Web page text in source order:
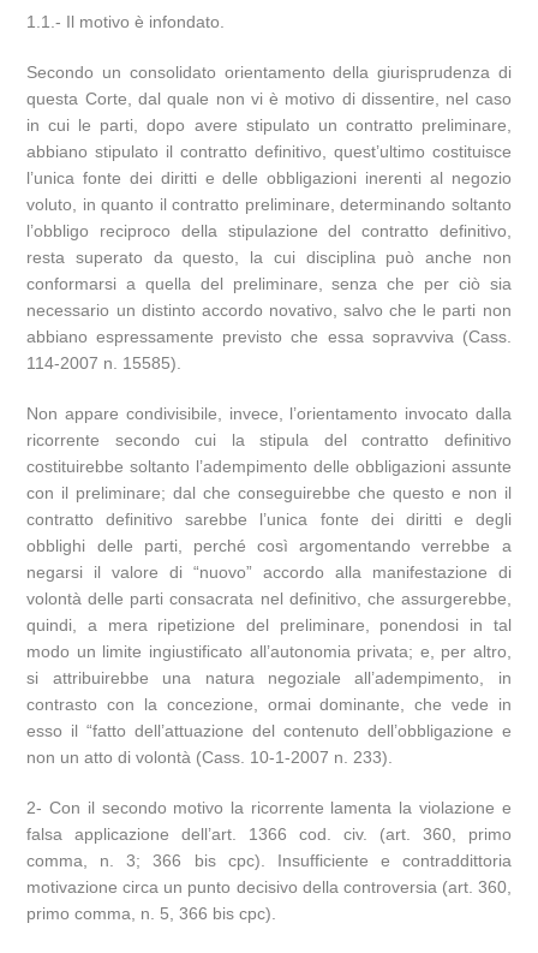
1.1.- Il motivo è infondato.
Secondo un consolidato orientamento della giurisprudenza di
questa Corte, dal quale non vi è motivo di dissentire, nel caso
in cui le parti, dopo avere stipulato un contratto preliminare,
abbiano stipulato il contratto definitivo, quest’ultimo costituisce
l’unica fonte dei diritti e delle obbligazioni inerenti al negozio
voluto, in quanto il contratto preliminare, determinando soltanto
l’obbligo reciproco della stipulazione del contratto definitivo,
resta superato da questo, la cui disciplina può anche non
conformarsi a quella del preliminare, senza che per ciò sia
necessario un distinto accordo novativo, salvo che le parti non
abbiano espressamente previsto che essa sopravviva (Cass.
114-2007 n. 15585).
Non appare condivisibile, invece, l’orientamento invocato dalla
ricorrente secondo cui la stipula del contratto definitivo
costituirebbe soltanto l’adempimento delle obbligazioni assunte
con il preliminare; dal che conseguirebbe che questo e non il
contratto definitivo sarebbe l’unica fonte dei diritti e degli
obblighi delle parti, perché così argomentando verrebbe a
negarsi il valore di “nuovo” accordo alla manifestazione di
volontà delle parti consacrata nel definitivo, che assurgerebbe,
quindi, a mera ripetizione del preliminare, ponendosi in tal
modo un limite ingiustificato all’autonomia privata; e, per altro,
si attribuirebbe una natura negoziale all’adempimento, in
contrasto con la concezione, ormai dominante, che vede in
esso il “fatto dell’attuazione del contenuto dell’obbligazione e
non un atto di volontà (Cass. 10-1-2007 n. 233).
2- Con il secondo motivo la ricorrente lamenta la violazione e
falsa applicazione dell’art. 1366 cod. civ. (art. 360, primo
comma, n. 3; 366 bis cpc). Insufficiente e contraddittoria
motivazione circa un punto decisivo della controversia (art. 360,
primo comma, n. 5, 366 bis cpc).